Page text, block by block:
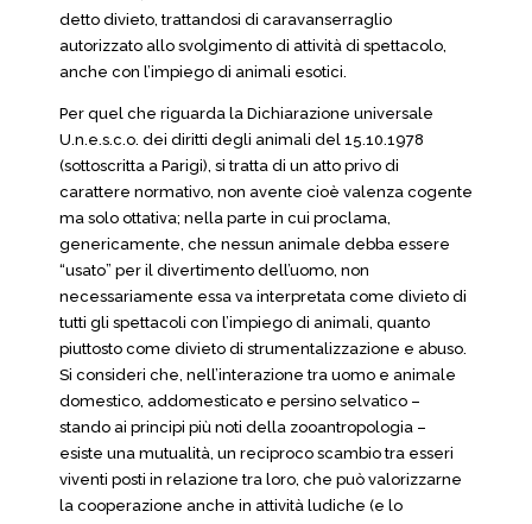
detto divieto, trattandosi di caravanserraglio
autorizzato allo svolgimento di attività di spettacolo,
anche con l’impiego di animali esotici.
Per quel che riguarda la Dichiarazione universale
U.n.e.s.c.o. dei diritti degli animali del 15.10.1978
(sottoscritta a Parigi), si tratta di un atto privo di
carattere normativo, non avente cioè valenza cogente
ma solo ottativa; nella parte in cui proclama,
genericamente, che nessun animale debba essere
“usato” per il divertimento dell’uomo, non
necessariamente essa va interpretata come divieto di
tutti gli spettacoli con l’impiego di animali, quanto
piuttosto come divieto di strumentalizzazione e abuso.
Si consideri che, nell’interazione tra uomo e animale
domestico, addomesticato e persino selvatico –
stando ai principi più noti della zooantropologia –
esiste una mutualità, un reciproco scambio tra esseri
viventi posti in relazione tra loro, che può valorizzarne
la cooperazione anche in attività ludiche (e lo